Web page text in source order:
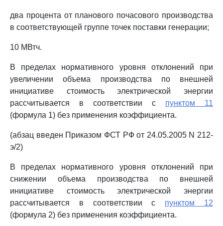
два процента от планового почасового производства
в соответствующей группе точек поставки генерации;
10 МВтч.
В пределах нормативного уровня отклонений при
увеличении объема производства по внешней
инициативе стоимость электрической энергии
рассчитывается в соответствии с пунктом 11
(формула 1) без применения коэффициента.
(абзац введен Приказом ФСТ РФ от 24.05.2005 N 212-
э/2)
В пределах нормативного уровня отклонений при
снижении объема производства по внешней
инициативе стоимость электрической энергии
рассчитывается в соответствии с пунктом 12
(формула 2) без применения коэффициента.